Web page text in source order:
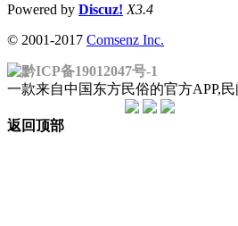
Powered by Discuz! X3.4
© 2001-2017 Comsenz Inc.
黔ICP备19012047号-1
一款来自中国东方民俗的官方APP,
返回顶部